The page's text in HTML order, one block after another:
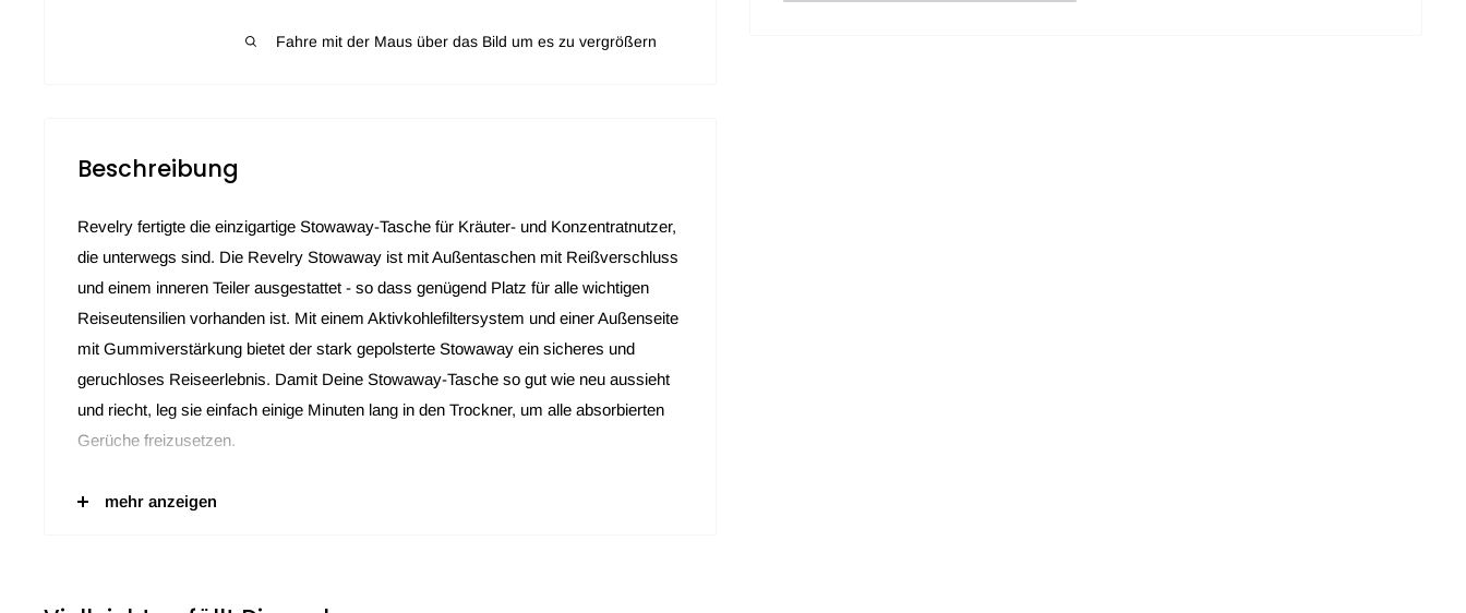
Fahre mit der Maus über das Bild um es zu vergrößern
Beschreibung
Revelry fertigte die einzigartige Stowaway-Tasche für Kräuter- und Konzentratnutzer,
die unterwegs sind. Die Revelry Stowaway ist mit Außentaschen mit Reißverschluss
und einem inneren Teiler ausgestattet - so dass genügend Platz für alle wichtigen
Reiseutensilien vorhanden ist. Mit einem Aktivkohlefiltersystem und einer Außenseite
mit Gummiverstärkung bietet der stark gepolsterte Stowaway ein sicheres und
geruchloses Reiseerlebnis. Damit Deine Stowaway-Tasche so gut wie neu aussieht
und riecht, leg sie einfach einige Minuten lang in den Trockner, um alle absorbierten
Gerüche freizusetzen.
Abmessungen: 28 cm x 15,5 cm x 13 cm
mehr anzeigen